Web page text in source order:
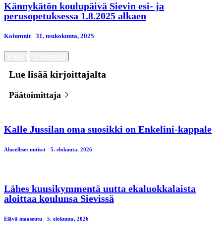
Kännykätön koulupäivä Sievin esi- ja
perusopetuksessa 1.8.2025 alkaen
Kolumnit 31. toukokuuta, 2025
Lue lisää kirjoittajalta
Päätoimittaja
Kalle Jussilan oma suosikki on Enkelini-kappale
Alueelliset uutiset 5. elokuuta, 2026
Lähes kuusikymmentä uutta ekaluokkalaista
aloittaa koulunsa Sievissä
Elävä maaseutu 5. elokuuta, 2026